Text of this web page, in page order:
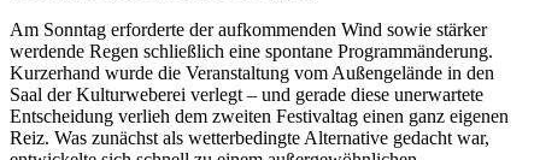
Am Sonntag erforderte der aufkommenden Wind sowie stärker
werdende Regen schließlich eine spontane Programmänderung.
Kurzerhand wurde die Veranstaltung vom Außengelände in den
Saal der Kulturweberei verlegt – und gerade diese unerwartete
Entscheidung verlieh dem zweiten Festivaltag einen ganz eigenen
Reiz. Was zunächst als wetterbedingte Alternative gedacht war,